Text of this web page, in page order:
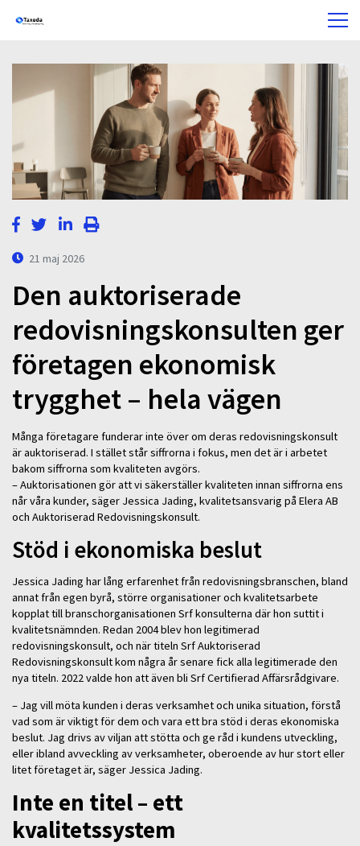
21 maj 2026
Den auktoriserade
redovisningskonsulten ger
företagen ekonomisk
trygghet – hela vägen
Många företagare funderar inte över om deras redovisningskonsult
är auktoriserad. I stället står siffrorna i fokus, men det är i arbetet
bakom siffrorna som kvaliteten avgörs.
– Auktorisationen gör att vi säkerställer kvaliteten innan siffrorna ens
når våra kunder, säger Jessica Jading, kvalitetsansvarig på Elera AB
och Auktoriserad Redovisningskonsult.
Stöd i ekonomiska beslut
Jessica Jading har lång erfarenhet från redovisningsbranschen, bland
annat från egen byrå, större organisationer och kvalitetsarbete
kopplat till branschorganisationen Srf konsulterna där hon suttit i
kvalitetsnämnden. Redan 2004 blev hon legitimerad
redovisningskonsult, och när titeln Srf Auktoriserad
Redovisningskonsult kom några år senare fick alla legitimerade den
nya titeln. 2022 valde hon att även bli Srf Certifierad Affärsrådgivare.
– Jag vill möta kunden i deras verksamhet och unika situation, förstå
vad som är viktigt för dem och vara ett bra stöd i deras ekonomiska
beslut. Jag drivs av viljan att stötta och ge råd i kundens utveckling,
eller ibland avveckling av verksamheter, oberoende av hur stort eller
litet företaget är, säger Jessica Jading.
Inte en titel – ett
kvalitetssystem